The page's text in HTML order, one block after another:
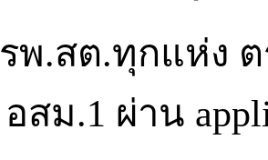
รพ.สต.ทุกแห่ง
อสม.1 ผ่าน